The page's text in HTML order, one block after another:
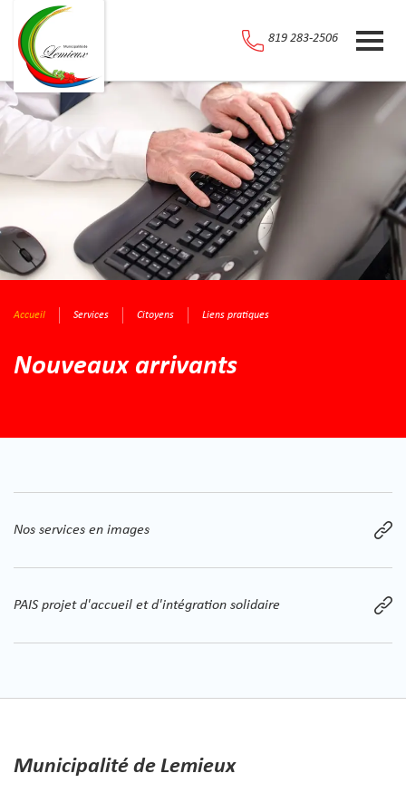
819 283-2506
Accueil Services Citoyens Liens pratiques
Nouveaux arrivants
Nos services en images
PAIS projet d'accueil et d'intégration solidaire
Municipalité de Lemieux